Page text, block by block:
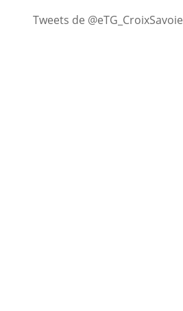
Tweets de @eTG_CroixSavoie